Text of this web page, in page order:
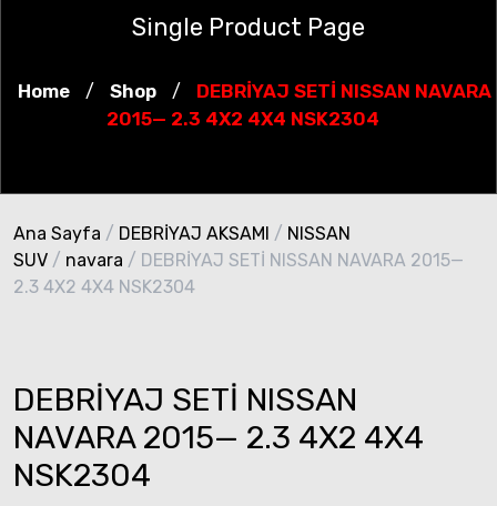
Single Product Page
Home / Shop /
DEBRİYAJ SETİ NISSAN NAVARA
2015— 2.3 4X2 4X4 NSK2304
Ana Sayfa / DEBRİYAJ AKSAMI / NISSAN
SUV / navara / DEBRİYAJ SETİ NISSAN NAVARA 2015—
2.3 4X2 4X4 NSK2304
DEBRİYAJ SETİ NISSAN
NAVARA 2015— 2.3 4X2 4X4
NSK2304